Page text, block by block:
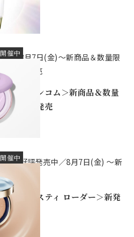
開催中8月7日(金)～新商品＆数量限
定発売
＜ランコム＞新商品＆数量
限定発売
開催中好評発売中／8月7日(金) ～新
＜エスティ ローダー＞新発